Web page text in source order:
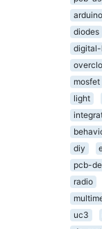
arduino
diodes
mosfet
light
diy
pcb-
radio
uc3